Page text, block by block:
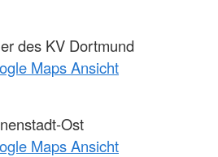
des KV Dortmund
Maps Ansicht
Ost
Maps Ansicht